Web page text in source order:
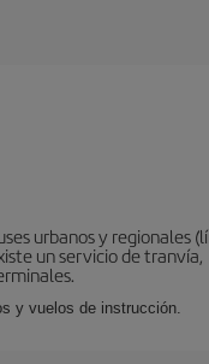
urbanos y regionales
un servicio de tranvía,
y vuelos de instrucción.